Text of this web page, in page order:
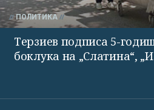
ПОЛИТИКА
Терзиев подписа 5-
боклука на „Слатина“,